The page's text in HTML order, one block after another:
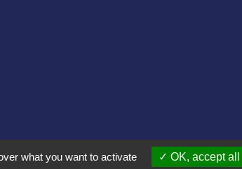
what you want to activate OK, accept all